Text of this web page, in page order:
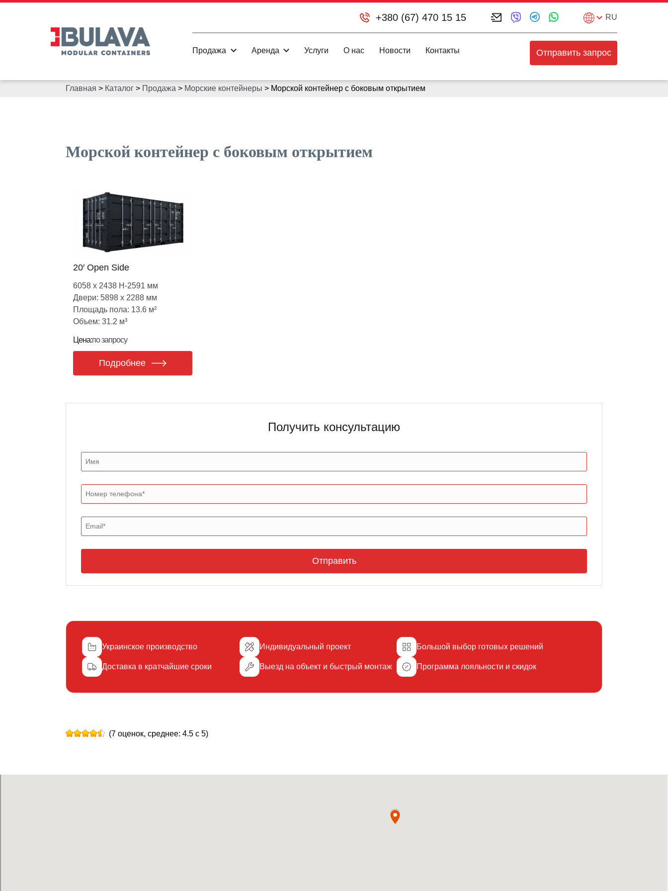
+380 (67) 470 15 15 RU
Продажа Аренда Услуги О нас Новости Контакты Отправить запрос
Главная > Каталог > Продажа > Морские контейнеры > Морской контейнер с боковым открытием
Морской контейнер с боковым открытием
20′ Open Side
6058 х 2438 Н-2591 мм
Двери: 5898 х 2288 мм
Площадь пола: 13.6 м²
Объем: 31.2 м³
Цена:по запросу
Подробнее
Получить консультацию
Отправить
Украинское производство Индивидуальный проект Большой выбор готовых решений
Доставка в кратчайшие сроки Выезд на объект и быстрый монтаж Программа лояльности и скидок
(7 оценок, среднее: 4.5 с 5)